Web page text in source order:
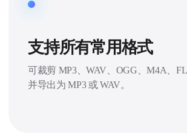
支持所有常用格式
可裁剪 MP3、WAV、OGG、M4A、
并导出为 MP3 或 WAV。